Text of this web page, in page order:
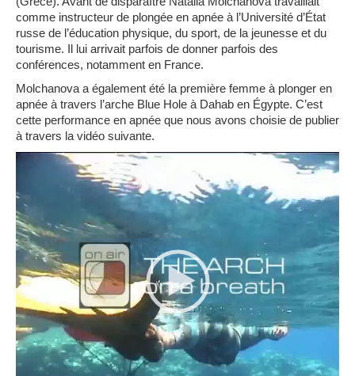
comme instructeur de plongée en apnée à l’Université d’État
russe de l’éducation physique, du sport, de la jeunesse et du
tourisme. Il lui arrivait parfois de donner parfois des
conférences, notamment en France.
Molchanova a également été la première femme à plonger en
apnée à travers l’arche Blue Hole à Dahab en Égypte. C’est
cette performance en apnée que nous avons choisie de publier
à travers la vidéo suivante.